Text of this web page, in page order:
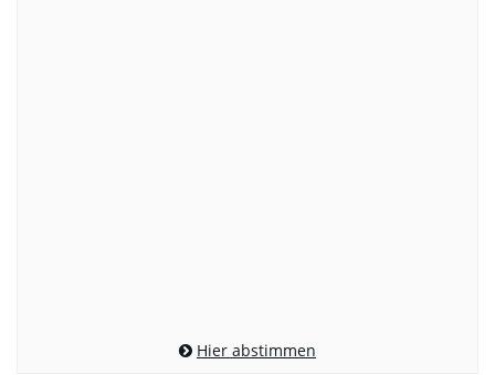
Hier abstimmen